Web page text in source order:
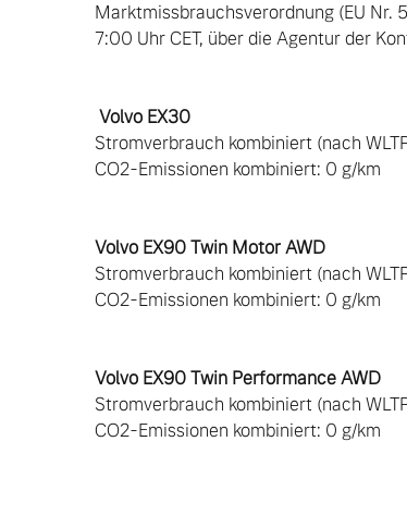
Marktmissbrauchsverordnung (EU
7:00 Uhr CET, über die Agentur der
Volvo EX30
Stromverbrauch kombiniert (nach
CO2-Emissionen kombiniert: 0 g/km
Volvo EX90 Twin Motor AWD
Stromverbrauch kombiniert (nach
CO2-Emissionen kombiniert: 0 g/km
Volvo EX90 Twin Performance AWD
Stromverbrauch kombiniert (nach